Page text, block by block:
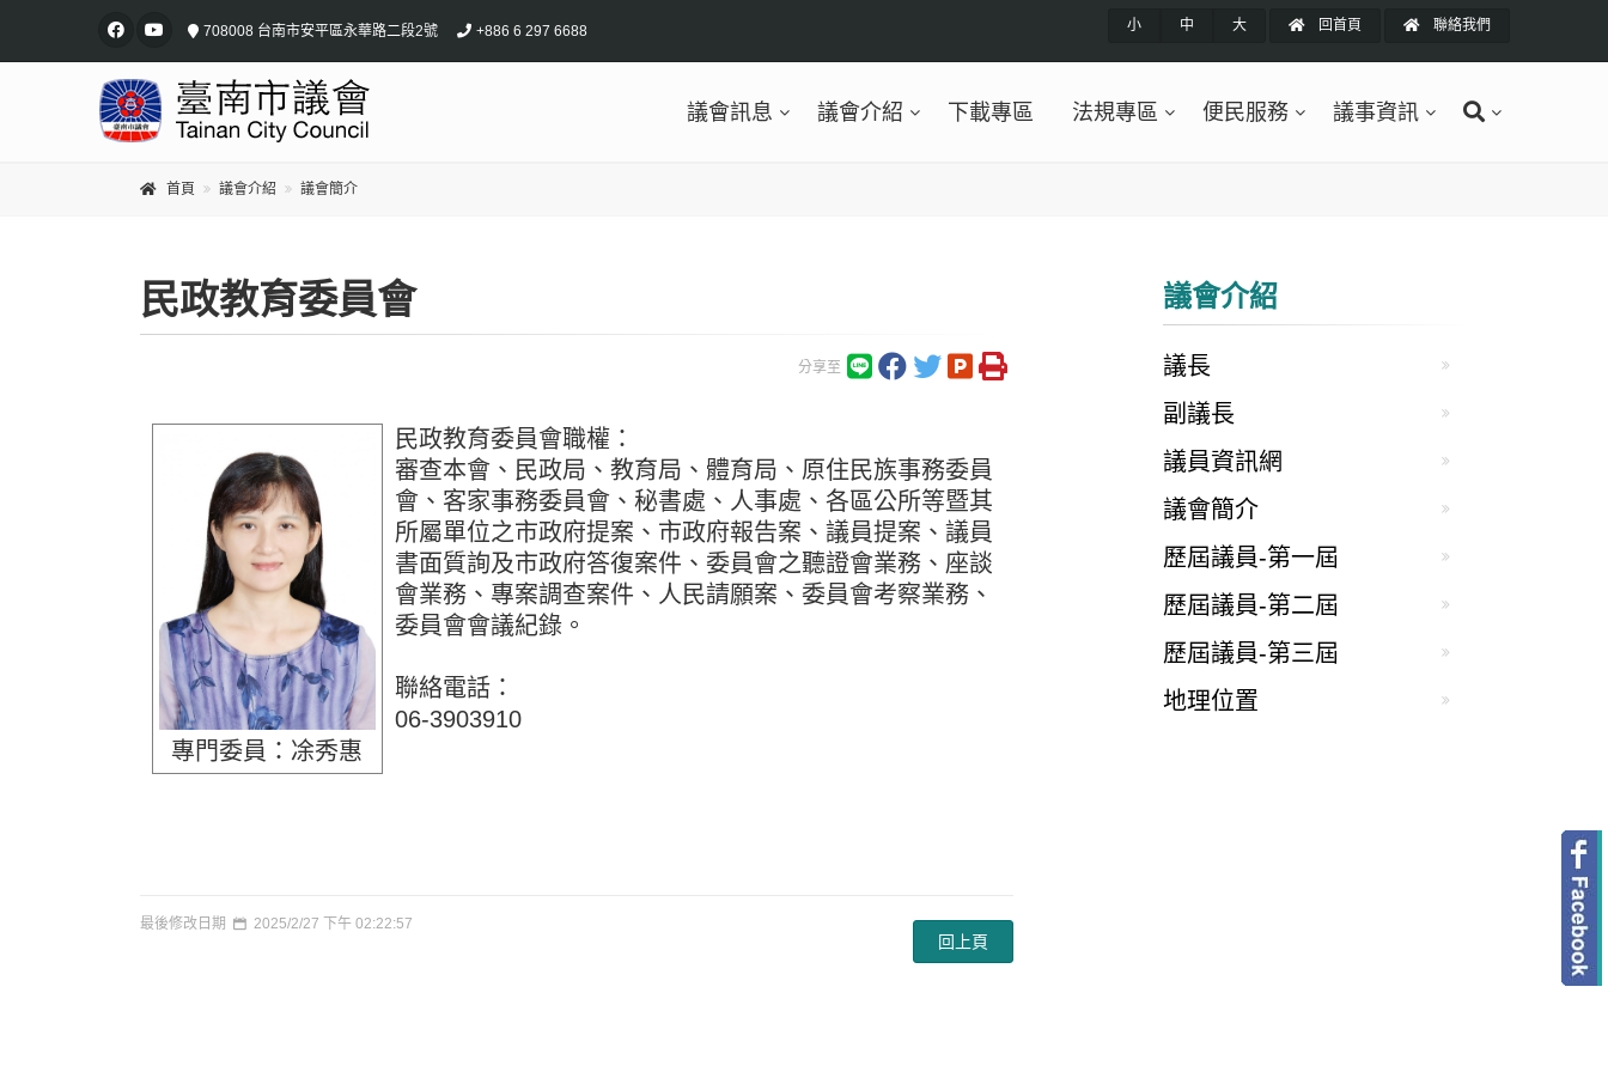
708008 台南市安平區永華路二段2號 +886 6 297 6688 小 中 大 回首頁 聯絡我們
議會訊息 議會介紹 下載專區 法規專區 便民服務 議事資訊
首頁 議會介紹 議會簡介
民政教育委員會
分享至
專門委員：凃秀惠
民政教育委員會職權：
審查本會、民政局、教育局、體育局、原住民族事務委員
會、客家事務委員會、秘書處、人事處、各區公所等暨其
所屬單位之市政府提案、市政府報告案、議員提案、議員
書面質詢及市政府答復案件、委員會之聽證會業務、座談
會業務、專案調查案件、人民請願案、委員會考察業務、
委員會會議紀錄。
聯絡電話：
06-3903910
最後修改日期 2025/2/27 下午 02:22:57
回上頁
議會介紹
議長
副議長
議員資訊網
議會簡介
歷屆議員-第一屆
歷屆議員-第二屆
歷屆議員-第三屆
地理位置